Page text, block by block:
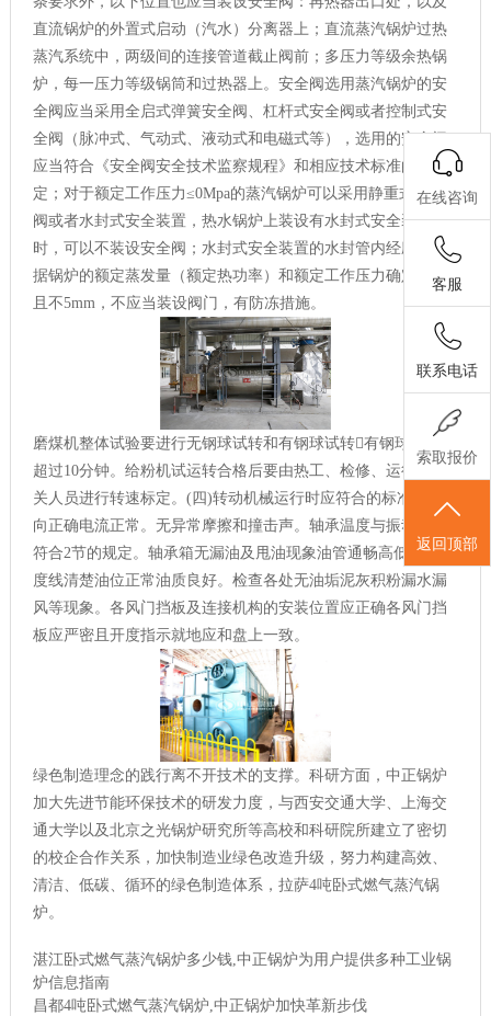
直流锅炉的外置式启动（汽水）分离器上；直流蒸汽锅炉过热
蒸汽系统中，两级间的连接管道截止阀前；多压力等级余热锅
炉，每一压力等级锅筒和过热器上。安全阀选用蒸汽锅炉的安
全阀应当采用全启式弹簧安全阀、杠杆式安全阀或者控制式安
全阀（脉冲式、气动式、液动式和电磁式等），选用的安全阀
应当符合《安全阀安全技术监察规程》和相应技术标准的规
定；对于额定工作压力≤0Mpa的蒸汽锅炉可以采用静重式安全
阀或者水封式安全装置，热水锅炉上装设有水封式安全装置
时，可以不装设安全阀；水封式安全装置的水封管内经应当根
据锅炉的额定蒸发量（额定热功率）和额定工作压力确定，并
且不5mm，不应当装设阀门，有防冻措施。
磨煤机整体试验要进行无钢球试转和有钢球试转有钢球试转不
超过10分钟。给粉机试运转合格后要由热工、检修、运行各有
关人员进行转速标定。(四)转动机械运行时应符合的标准回转方
向正确电流正常。无异常摩擦和撞击声。轴承温度与振动值应
符合2节的规定。轴承箱无漏油及甩油现象油管通畅高低油位刻
度线清楚油位正常油质良好。检查各处无油垢泥灰积粉漏水漏
风等现象。各风门挡板及连接机构的安装位置应正确各风门挡
板应严密且开度指示就地应和盘上一致。
绿色制造理念的践行离不开技术的支撑。科研方面，中正锅炉
加大先进节能环保技术的研发力度，与西安交通大学、上海交
通大学以及北京之光锅炉研究所等高校和科研院所建立了密切
的校企合作关系，加快制造业绿色改造升级，努力构建高效、
清洁、低碳、循环的绿色制造体系，拉萨4吨卧式燃气蒸汽锅
炉。
湛江卧式燃气蒸汽锅炉多少钱,中正锅炉为用户提供多种工业锅
炉信息指南
昌都4吨卧式燃气蒸汽锅炉,中正锅炉加快革新步伐
在线咨询
客服
联系电话
索取报价
返回顶部